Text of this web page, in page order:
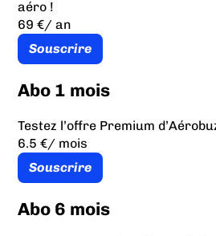
aéro !
69 €/ an
Souscrire
Abo 1 mois
Testez l’offre Premium
6.5 €/ mois
Souscrire
Abo 6 mois